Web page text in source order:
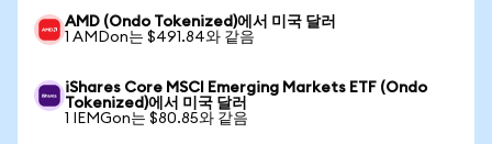
AMD (Ondo Tokenized)에서 미국 달러
1 AMDon는 $491.84와 같음
iShares Core MSCI Emerging Markets ETF (Ondo
Tokenized)에서 미국 달러
1 IEMGon는 $80.85와 같음